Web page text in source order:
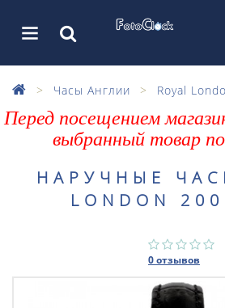
Часы Англии Royal
Перед посещением
выбранный товар
НАРУЧНЫЕ
LONDON
0 отзывов